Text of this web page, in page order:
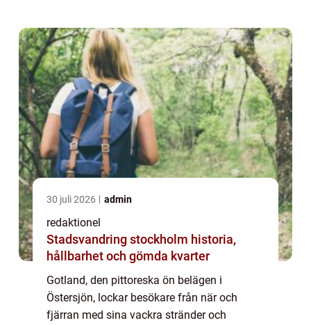
för alla...
30 juli 2026 admin
redaktionel
Stadsvandring stockholm historia,
hållbarhet och gömda kvarter
Gotland, den pittoreska ön belägen i
Östersjön, lockar besökare från när och
fjärran med sina vackra stränder och